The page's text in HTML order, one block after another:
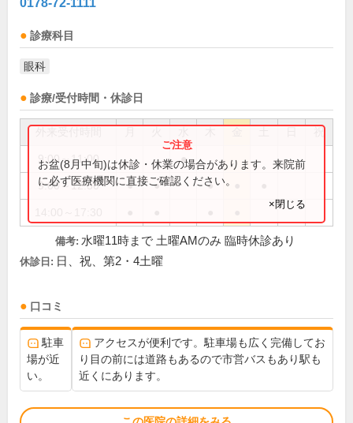
0178-72-1111
診療科目
眼科
診療/受付時間・休診日
祝
9:00～11:00 ●
9:00～12:30 ● ● ●
お盆(8月中旬)は休診・休業の場合があります。来院前
に必ず医療機関に直接ご確認ください。
×閉じる
備考: 水曜11時まで 土曜AMのみ 臨時休診あり
休診日: 日、祝、第2・4土曜
口コミ
駐車
場が近
い。
アクセスが便利です。駐車場も広く完備してお
り目の前には道路もあるので市営バスもあり駅も
近くにあります。